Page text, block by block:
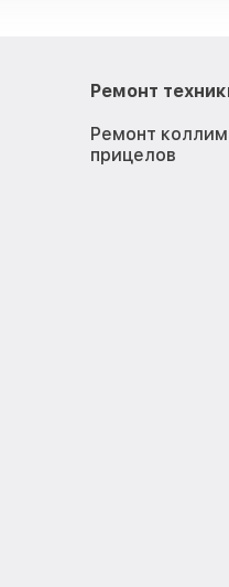
Ремонт
Ремонт
прицелов